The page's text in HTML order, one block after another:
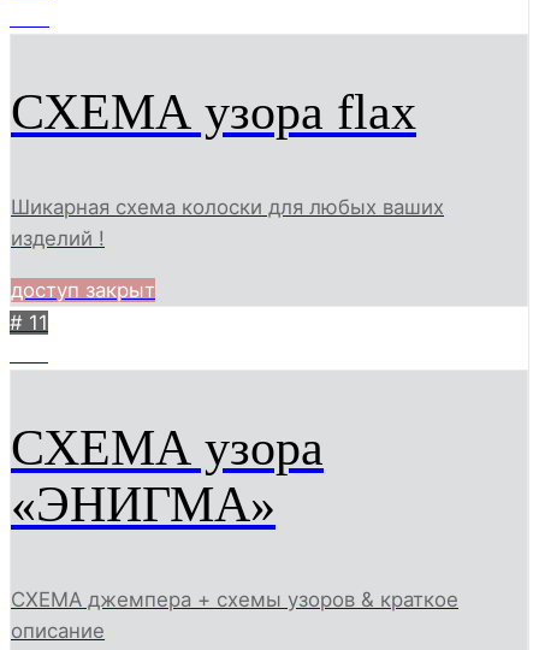
СХЕМА узора flax
Шикарная схема колоски для любых ваших
изделий !
доступ закрыт
# 11
СХЕМА узора
«ЭНИГМА»
СХЕМА джемпера + схемы узоров & краткое
описание